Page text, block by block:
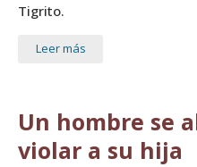
Tigrito.
Leer más
Un hombre se
violar a su hija